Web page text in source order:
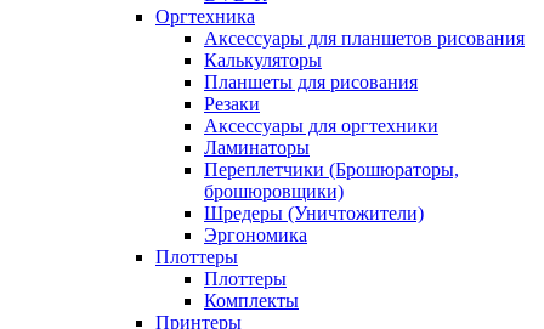
Оргтехника
Аксессуары для планшетов рисования
Калькуляторы
Планшеты для рисования
Резаки
Аксессуары для оргтехники
Ламинаторы
Переплетчики (Брошюраторы,
брошюровщики)
Шредеры (Уничтожители)
Эргономика
Плоттеры
Плоттеры
Комплекты
Принтеры